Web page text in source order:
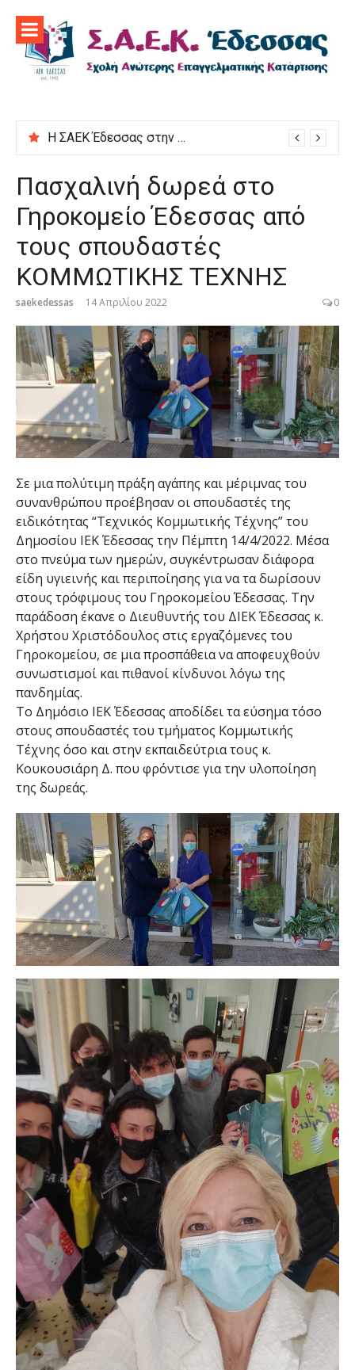
περιεχόμενο
Η ΣΑΕΚ Έδεσσας στην εκδήλωση “Μαγειρεύουμε στις ρίζες μας”
Πασχαλινή δωρεά στο
Γηροκομείο Έδεσσας από
τους σπουδαστές
ΚΟΜΜΩΤΙΚΗΣ ΤΕΧΝΗΣ
saekedessas 14 Απριλίου 2022 0
Σε μια πολύτιμη πράξη αγάπης και μέριμνας του
συνανθρώπου προέβησαν οι σπουδαστές της
ειδικότητας “Τεχνικός Κομμωτικής Τέχνης” του
Δημοσίου ΙΕΚ Έδεσσας την Πέμπτη 14/4/2022. Μέσα
στο πνεύμα των ημερών, συγκέντρωσαν διάφορα
είδη υγιεινής και περιποίησης για να τα δωρίσουν
στους τρόφιμους του Γηροκομείου Έδεσσας. Την
παράδοση έκανε ο Διευθυντής του ΔΙΕΚ Έδεσσας κ.
Χρήστου Χριστόδουλος στις εργαζόμενες του
Γηροκομείου, σε μια προσπάθεια να αποφευχθούν
συνωστισμοί και πιθανοί κίνδυνοι λόγω της
πανδημίας.
Το Δημόσιο ΙΕΚ Έδεσσας αποδίδει τα εύσημα τόσο
στους σπουδαστές του τμήματος Κομμωτικής
Τέχνης όσο και στην εκπαιδεύτρια τους κ.
Κουκουσιάρη Δ. που φρόντισε για την υλοποίηση
της δωρεάς.